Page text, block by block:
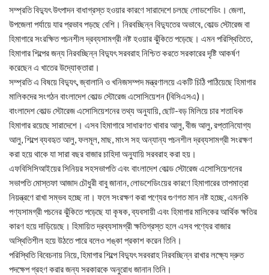
সম্প্রতি বিদ্যুৎ উৎপাদন বাধাগ্রস্ত হওয়ার কারণে সারাদেশে চলছে লোডশেডিং। জেলা,
উপজেলা পর্যায়ে যার প্রভাব পড়ছে বেশি। নিরবচ্ছিন্ন বিদ্যুতের অভাবে, কোল্ড স্টোরেজ বা
হিমাগারে সংরক্ষিত পচনশীল দ্রব্যসামগ্রী নষ্ট হওয়ার ঝুঁকিতে পড়েছে। এমন পরিস্থিতিতে,
হিমাগার শিল্পের জন্য নিরবচ্ছিন্ন বিদ্যুৎ সরবরাহ নিশ্চিত করতে সরকারের দৃষ্টি আকর্ষণ
করেছেন এ খাতের উদ্যোক্তারা।
সম্প্রতি এ বিষয়ে বিদ্যুৎ, জ্বালানি ও খনিজসম্পদ মন্ত্রণালয়ে একটি চিঠি পাঠিয়েছে হিমাগার
মালিকদের সংগঠন বাংলাদেশ কোল্ড স্টোরেজ এসোসিয়েশন (বিসিএসএ)।
বাংলাদেশ কোল্ড স্টোরেজ এসোসিয়েশনের তথ্য অনুযায়ি, ছোট-বড় মিলিয়ে চার শতাধিক
হিমাগার রয়েছে সারাদেশে। এসব হিমাগারে সাধারণত খাবার আলু, বীজ আলু, রপ্তানিযোগ্য
আলু, শিল্পে ব্যবহৃত আলু, ফলমূল, মাছ, মাংস সহ অন্যান্য পচনশীল দ্রব্যসামগ্রী সংরক্ষণ
করা হয়ে থাকে যা সারা বছর বাজার চাহিদা অনুযায়ি সরবরাহ করা হয়।
এফবিসিসিআইয়ের সিনিয়র সহসভাপতি এবং বাংলাদেশ কোল্ড স্টোরেজ এসোসিয়েশনের
সভাপতি মোস্তফা আজাদ চৌধুরী বাবু জানান, লোডশেডিংয়ের কারণে হিমাগারের তাপমাত্রা
নিয়ন্ত্রণে রাখা সম্ভব হচ্ছে না। ফলে সংরক্ষণ করা পণ্যের গুণগত মান নষ্ট হচ্ছে, এমনকি
পণ্যসামগ্রী পচনের ঝুঁকিতে পড়েছে যা কৃষক, ব্যবসায়ী এবং হিমাগার মালিকের আর্থিক ক্ষতির
কারণ হয়ে দাড়িয়েছে। হিমায়িত দ্রব্যসামগ্রী ক্ষতিগ্রস্ত হলে এসব পণ্যের বাজার
অস্থিতিশীল হয়ে উঠতে পারে বলেও শঙ্কা প্রকাশ করেন তিনি।
পরিস্থিতি বিবেচনায় নিয়ে, হিমাগার শিল্পে বিদ্যুৎ সরবরাহ নিরবচ্ছিন্ন রাখার লক্ষ্যে দ্রুত
পদক্ষেপ গ্রহণ করার জন্য সরকারকে অনুরোধ জানান তিনি।